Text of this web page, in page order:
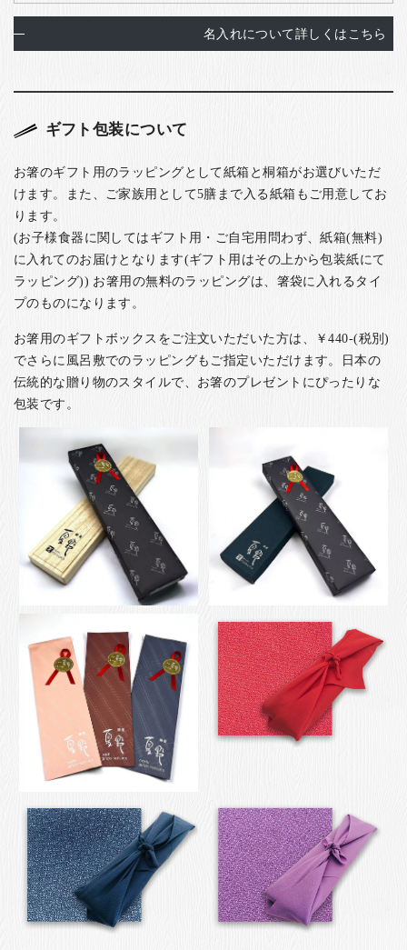
名入れについて詳しくはこちら
ギフト包装について
お箸のギフト用のラッピングとして紙箱と桐箱がお選びいただ
けます。また、ご家族用として5膳まで入る紙箱もご用意してお
ります。
(お子様食器に関してはギフト用・ご自宅用問わず、紙箱(無料)
に入れてのお届けとなります(ギフト用はその上から包装紙にて
ラッピング)) お箸用の無料のラッピングは、箸袋に入れるタイ
プのものになります。
お箸用のギフトボックスをご注文いただいた方は、￥440-(税別)
でさらに風呂敷でのラッピングもご指定いただけます。日本の
伝統的な贈り物のスタイルで、お箸のプレゼントにぴったりな
包装です。